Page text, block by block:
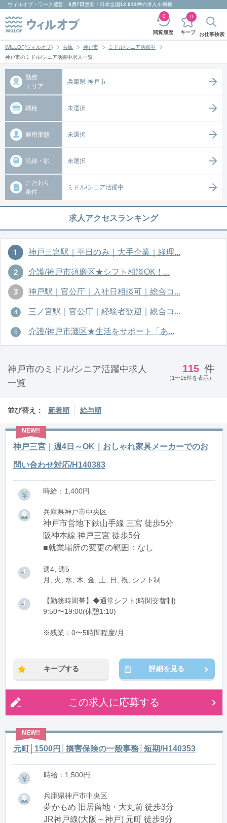
ウィルオブ・ワーク運営 8月7日更新！日本全国12,912件の求人を掲載
閲覧履歴
0
キープ
0
お仕事検索
WILLOF(ウィルオブ) 兵庫 神戸市
ミドル/シニア活躍中
神戸市のミドル/シニア活躍中求人一覧
勤務
エリア
兵庫県-神戸市
職種 未選択
雇用形態 未選択
沿線・駅 未選択
こだわり
条件
ミドル/シニア活躍中
求人アクセスランキング
神戸三宮駅｜平日のみ｜大手企業｜経理...
介護/神戸市須磨区★シフト相談OK！...
神戸駅｜官公庁｜入社日相談可｜総合コ...
三ノ宮駅｜官公庁｜経験者歓迎｜総合コ...
介護/神戸市灘区★生活をサポート「あ...
神戸市のミドル/シニア活躍中求人
一覧
115 件
（1〜15件を表示）
並び替え： 新着順 給与順
神戸三宮｜週4日～OK｜おしゃれ家具メーカーでのお
問い合わせ対応/H140383
時給：1,400円
兵庫県神戸市中央区
神戸市営地下鉄山手線 三宮 徒歩5分
阪神本線 神戸三宮 徒歩5分
■就業場所の変更の範囲：なし
週4, 週5
月, 火, 水, 木, 金, 土, 日, 祝, シフト制
【勤務時間帯】◆通常シフト(時間交替制)
9:50〜19:00(休憩1:10)
※残業：0〜5時間程度/月
キープする 詳細を見る
この求人に応募する
元町│1500円│損害保険の一般事務│短期/H140353
時給：1,500円
兵庫県神戸市中央区
夢かもめ 旧居留地・大丸前 徒歩3分
JR神戸線(大阪～神戸) 元町 徒歩9分